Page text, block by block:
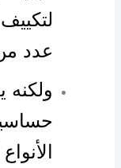
عدد
ولكنه